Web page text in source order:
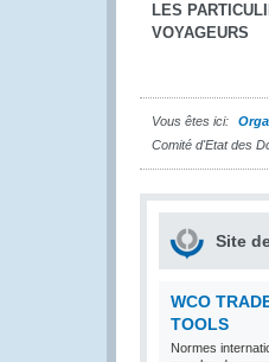
LES
VOYAGEURS
Vous êtes ici:
Comité d'Etat des
Site
WCO
TOOLS
Normes